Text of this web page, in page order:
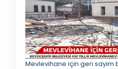
Mevlevihane için geri sayım